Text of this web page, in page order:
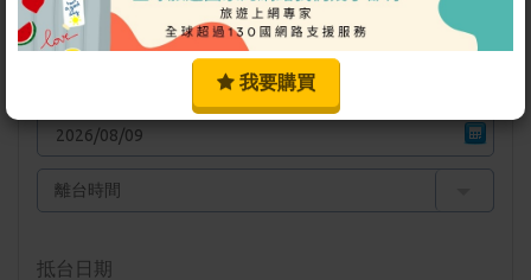
時間
抵台日期
我要購買